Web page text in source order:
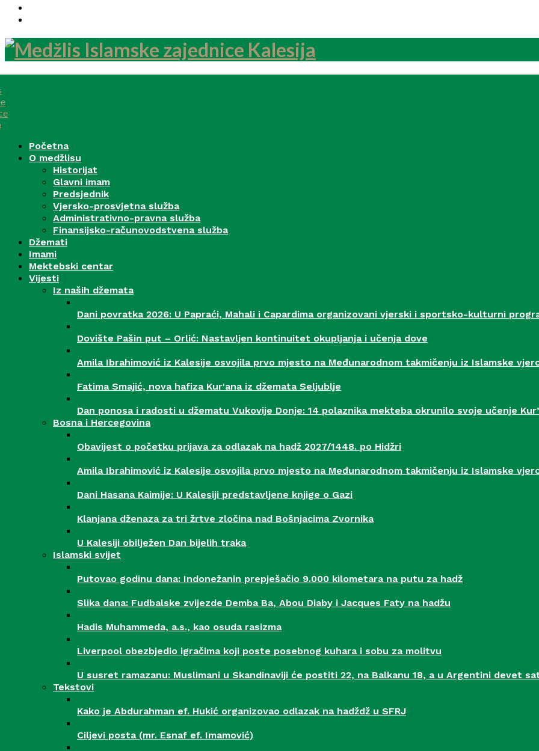
Početna
O medžlisu
Historijat
Glavni imam
Predsjednik
Vjersko-prosvjetna služba
Administrativno-pravna služba
Finansijsko-računovodstvena služba
Džemati
Imami
Mektebski centar
Vijesti
Iz naših džemata
Dani povratka 2026: U Papraći, Mahali i Capardima organizovani vjerski i sportsko-kulturni
Dovište Pašin put – Orlić: Nastavljen kontinuitet okupljanja i učenja dove
Amila Ibrahimović iz Kalesije osvojila prvo mjesto na Međunarodnom takmičenju iz Islamske
Fatima Smajić, nova hafiza Kur'ana iz džemata Seljublje
Dan ponosa i radosti u džematu Vukovije Donje: 14 polaznika mekteba okrunilo svoje učenje
Bosna i Hercegovina
Obavijest o početku prijava za odlazak na hadž 2027/1448. po Hidžri
Amila Ibrahimović iz Kalesije osvojila prvo mjesto na Međunarodnom takmičenju iz Islamske
Dani Hasana Kaimije: U Kalesiji predstavljene knjige o Gazi
Klanjana dženaza za tri žrtve zločina nad Bošnjacima Zvornika
U Kalesiji obilježen Dan bijelih traka
Islamski svijet
Putovao godinu dana: Indonežanin prepješačio 9.000 kilometara na putu za hadž
Slika dana: Fudbalske zvijezde Demba Ba, Abou Diaby i Jacques Faty na hadžu
Hadis Muhammeda, a.s., kao osuda rasizma
Liverpool obezbjedio igračima koji poste posebnog kuhara i sobu za molitvu
U susret ramazanu: Muslimani u Skandinaviji će postiti 22, na Balkanu 18, a u Argentini devet
Tekstovi
Kako je Abdurahman ef. Hukić organizovao odlazak na hadždž u SFRJ
Ciljevi posta (mr. Esnaf ef. Imamović)